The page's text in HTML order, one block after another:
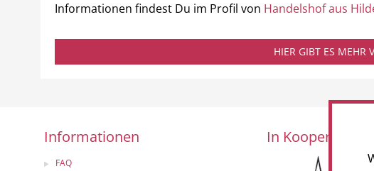
Informationen findest Du im Profil von Handelshof aus
HIER GIBT ES MEHR
Informationen
FAQ
In Kooperation